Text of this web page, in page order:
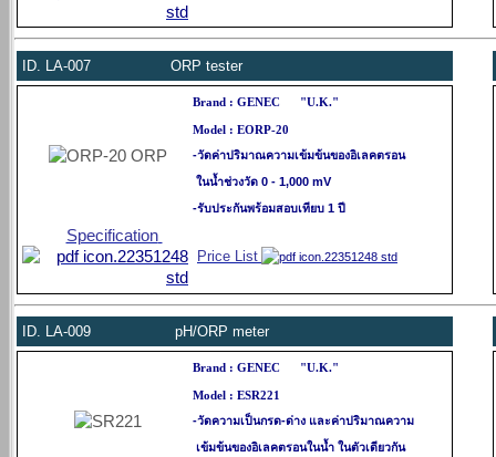
ID. LA-007 ORP tester
Brand : GENEC "U.K."
Model : EORP-20
-วัดค่าปริมาณความเข้มข้นของอิเลคตรอน
ในน้ำช่วงวัด 0 - 1,000 mV
-รับประกันพร้อมสอบเทียบ 1 ปี
Specification
Price List
ID. LA-009 pH/ORP meter
Brand : GENEC "U.K."
Model : ESR221
-วัดความเป็นกรด-ด่าง และค่าปริมาณความ
เข้มข้นของอิเลคตรอนในน้ำ ในตัวเดียวกัน